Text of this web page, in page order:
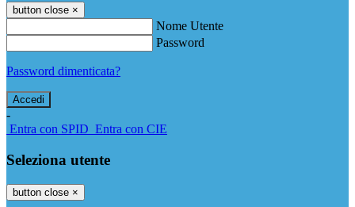
button close ×
Nome Utente
Password
Password dimenticata?
-
Entra con SPID Entra con CIE
Seleziona utente
button close ×